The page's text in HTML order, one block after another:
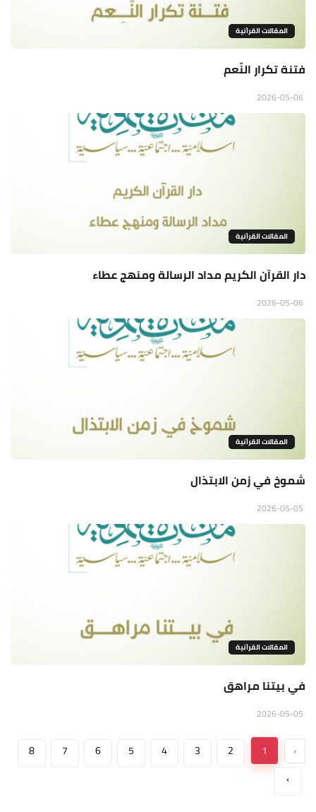
المقالات القراَنية
فتنة تكرار النّعم
المقالات القراَنية
دار القرآن الكريم مداد الرسالة ومنهج عطاء
المقالات القراَنية
شموخ في زمن الابتذال
المقالات القراَنية
في بيتنا مراهق
‹
1
2
3
4
5
6
7
8
›